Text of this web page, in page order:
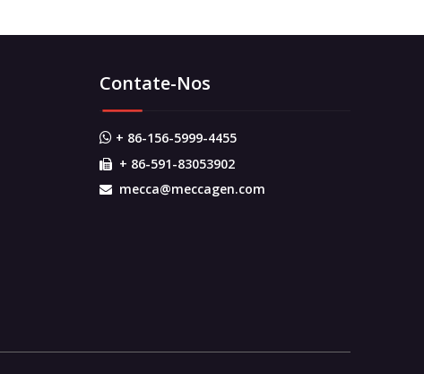
Contate-Nos
 + 86-156-5999-4455
 + 86-591-83053902
 mecca@meccagen.com